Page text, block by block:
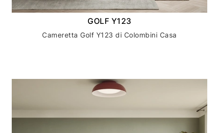
GOLF Y123
Cameretta Golf Y123 di Colombini Casa